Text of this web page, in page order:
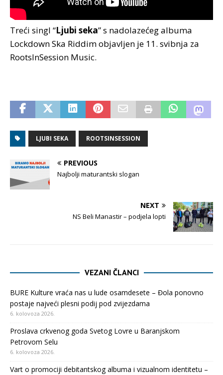
Treći singl “Ljubi seka” s nadolazećeg albuma
Lockdown Ska Riddim objavljen je 11. svibnja za
RootsInSession Music.
LJUBI SEKA ROOTSINSESSION
PREVIOUS
Najbolji maturantski slogan
NEXT
NS Beli Manastir – podjela lopti
VEZANI ČLANCI
BURE Kulture vraća nas u lude osamdesete – Đola ponovno
postaje najveći plesni podij pod zvijezdama
6. kolovoza 2026.
Proslava crkvenog goda Svetog Lovre u Baranjskom
Petrovom Selu
6. kolovoza 2026.
Vart o promociji debitantskog albuma i vizualnom identitetu –